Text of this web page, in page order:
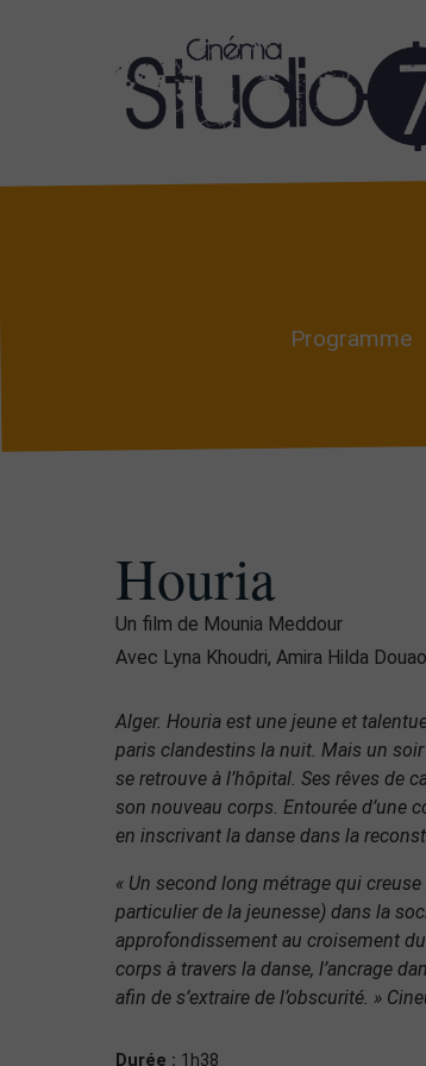
Programme
Houria
Un film de Mounia Meddour
Avec Lyna Khoudri, Amira Hilda
Alger. Houria est une jeune et
paris clandestins la nuit. Mais un
se retrouve à l’hôpital. Ses rêves de
son nouveau corps. Entourée d’une
en inscrivant la danse dans la
« Un second long métrage qui
particulier de la jeunesse) dans la
approfondissement au croisement
corps à travers la danse, l’ancrage
afin de s’extraire de l’obscurité. »
Durée : 1h38